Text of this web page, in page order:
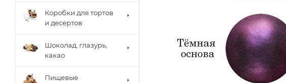
Коробки для тортов
и десертов
Шоколад, глазурь,
какао
Пищевые